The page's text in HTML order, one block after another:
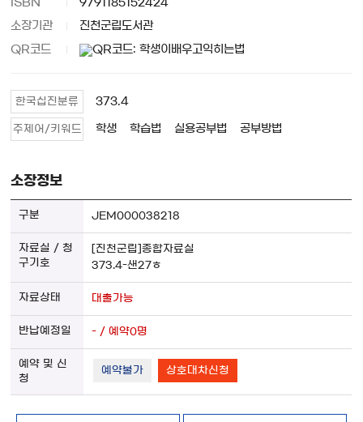
소장기관 진천군립도서관
QR코드
한국십진분류 373.4
주제어/키워드 학생 학습법 실용공부법 공부방법
소장정보
JEM000038218
[진천군립]종합자료실
373.4-샌27ㅎ
대출가능
- / 예약0명
예약불가 상호대차신청